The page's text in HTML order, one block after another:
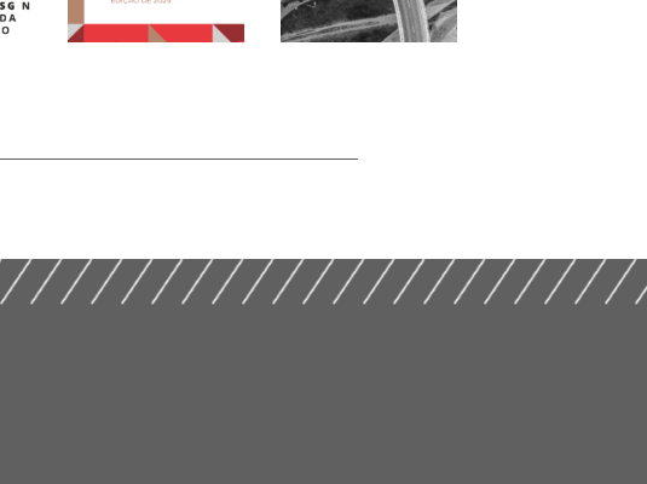
Mercado Imobiliário
(2025)
Pequenas e Médias
Empresas (2025)
Indústria da
Construção (2025)